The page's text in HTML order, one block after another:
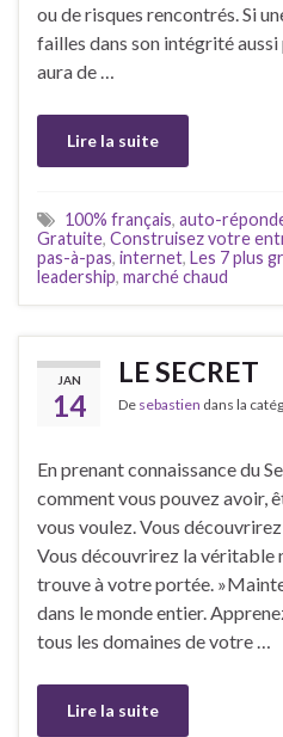
ou de risques rencontrés. Si
failles dans son intégrité
aura de …
Lire la suite
100% français, auto-
Gratuite, Construisez votre
pas-à-pas, internet, Les 7 plus
leadership, marché chaud
JAN
14
LE SECRET
De sebastien dans la
En prenant connaissance du
comment vous pouvez avoir,
vous voulez. Vous
Vous découvrirez la véritable
trouve à votre portée.
dans le monde entier.
tous les domaines de votre …
Lire la suite